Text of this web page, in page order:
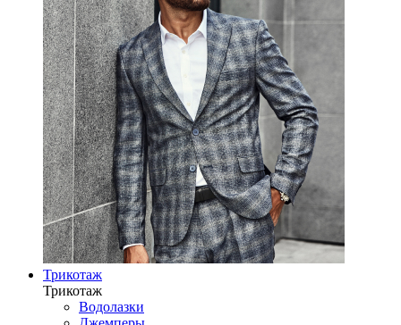
Трикотаж
Трикотаж
Водолазки